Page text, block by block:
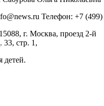
Телефон: +7 (499)
г. Москва, проезд 2-й
стр. 1,
детей.